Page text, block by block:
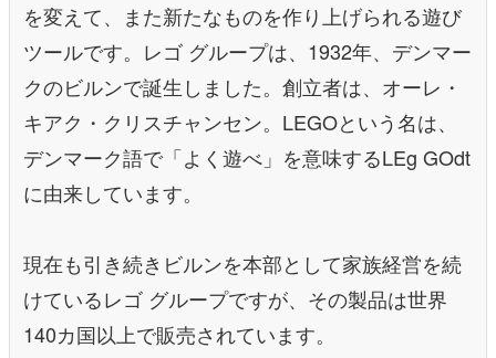
を変えて、また新たなものを作り上げられる遊び
ツールです。レゴ グループは、1932年、デンマー
クのビルンで誕生しました。創立者は、オーレ・
キアク・クリスチャンセン。LEGOという名は、
デンマーク語で「よく遊べ」を意味するLEg GOdt
に由来しています。
現在も引き続きビルンを本部として家族経営を続
けているレゴ グループですが、その製品は世界
140カ国以上で販売されています。